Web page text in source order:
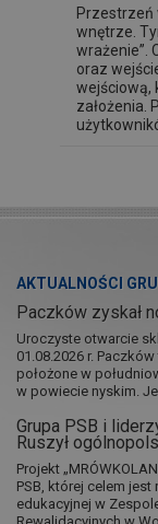
Przestrzeń
wnętrze.
wrażenie”.
oraz
wejściową,
założenia.
AKTUALNOŚCI
Paczków zyskał
Uroczyste otwarcie
01.08.2026 r.
położone w
w powiecie nyskim.
Grupa PSB i
Ruszył
Projekt
PSB, której celem
edukacyjnej w